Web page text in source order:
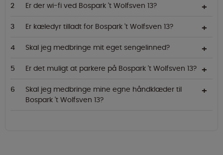
Er der wi-fi ved Bospark 't Wolfsven 13?
Er kæledyr tilladt for Bospark 't Wolfsven 13?
Skal jeg medbringe mit eget sengelinned?
Er det muligt at parkere på Bospark 't Wolfsven 13?
Skal jeg medbringe mine egne håndklæder til
Bospark 't Wolfsven 13?